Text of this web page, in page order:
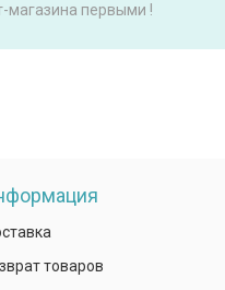
магазина первыми !
товаров